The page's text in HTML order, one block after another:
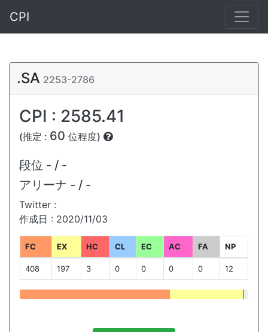
CPI
.SA 2253-2786
CPI : 2585.41
(推定 : 60 位程度)
段位 - / -
アリーナ - / -
Twitter :
作成日 : 2020/11/03
FC EX HC CL EC AC FA NP
408 197 3 0 0 0 0 12